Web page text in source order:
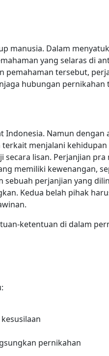
manusia. Dalam
yang selaras di
pemahaman tersebut,
hubungan pernikahan
Namun dengan
menjalani kehidupan
secara lisan. Perjanjian pra
memiliki kewenangan,
sebuah perjanjian yang
Kedua belah pihak
ketentuan di dalam
pernikahan